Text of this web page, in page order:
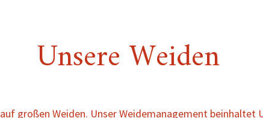
Unsere Weiden
großen Weiden. Unser Weidemanagement beinhaltet